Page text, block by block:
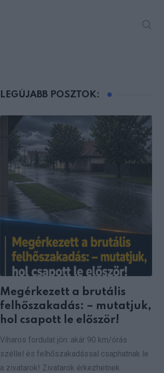
LEGÚJABB POSZTOK:
Megérkezett a brutális
felhőszakadás: – mutatjuk,
hol csapott le először!
Viharos fordulat jön: akár 90 km/órás
széllel és felhőszakadással csaphatnak le
a zivatarok! Zivatarok érkezhetnek